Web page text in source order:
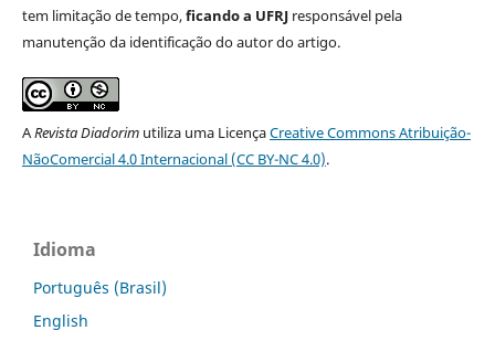
tem limitação de tempo,ficando a UFRJresponsável pela
manutenção da identificação do autor do artigo.
ARevista Diadorimutiliza uma LicençaCreative Commons Atribuição-
NãoComercial 4.0 Internacional (CC BY-NC 4.0).
Idioma
Português (Brasil)
English